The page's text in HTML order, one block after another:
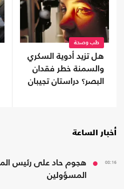
طب وصحة
هل تزيد أدوية السكري
والسمنة خطر فقدان
البصر؟ دراستان تجيبان
أخبار الساعة
08:16
المسؤولين